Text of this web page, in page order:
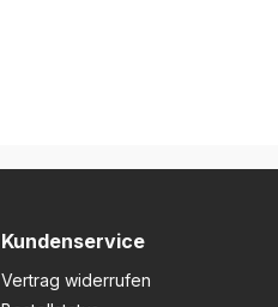
Kundenservice
Vertrag widerrufen